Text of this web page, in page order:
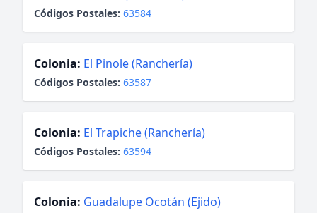
Códigos Postales: 63584
Colonia: El Pinole (Ranchería)
Códigos Postales: 63587
Colonia: El Trapiche (Ranchería)
Códigos Postales: 63594
Colonia: Guadalupe Ocotán (Ejido)